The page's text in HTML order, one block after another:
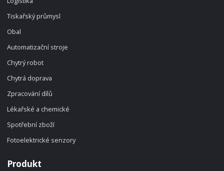
Tiskařský průmysl
Obal
Automatizační stroje
Chytrý robot
Chytrá doprava
Zpracování dílů
Lékařské a chemické
Spotřební zboží
Fotoelektrické senzory
Produkt